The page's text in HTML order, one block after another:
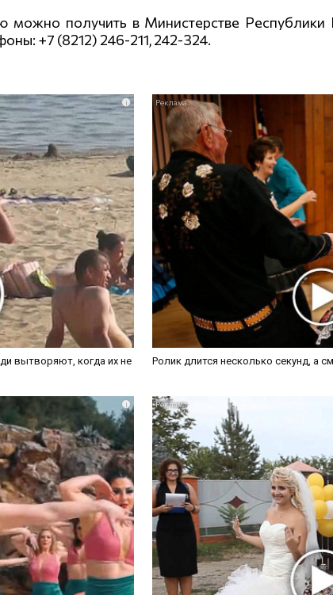
получить в Министерстве
+7 (8212) 246-211, 242-324.
i
вытворяют, когда их не
Ролик длится несколько секунд, а
i